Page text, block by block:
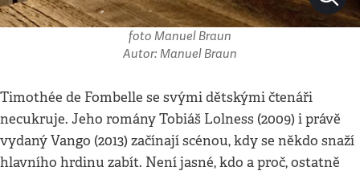
foto Manuel Braun
Autor: Manuel Braun
Timothée de Fombelle se svými dětskými čtenáři
necukruje. Jeho romány Tobiáš Lolness (2009) i právě
vydaný Vango (2013) začínají scénou, kdy se někdo snaží
hlavního hrdinu zabít. Není jasné, kdo a proč, ostatně